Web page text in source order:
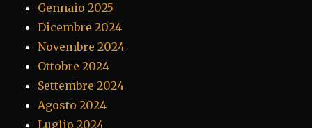
Gennaio 2025
Dicembre 2024
Novembre 2024
Ottobre 2024
Settembre 2024
Agosto 2024
Luglio 2024